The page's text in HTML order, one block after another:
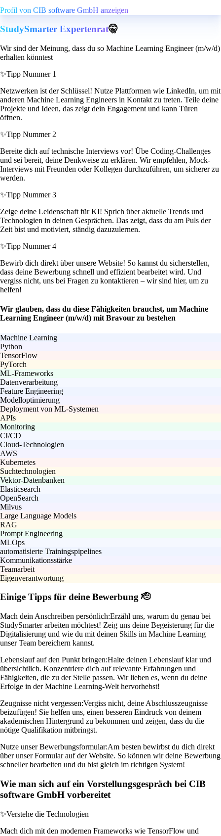
Profil von CIB software GmbH anzeigen
StudySmarter Expertenrat🤫
Wir sind der Meinung, dass du so Machine Learning Engineer (m/w/d)
erhalten könntest
✨Tipp Nummer 1
Netzwerken ist der Schlüssel! Nutze Plattformen wie LinkedIn, um mit
anderen Machine Learning Engineers in Kontakt zu treten. Teile deine
Projekte und Ideen, das zeigt dein Engagement und kann Türen
öffnen.
✨Tipp Nummer 2
Bereite dich auf technische Interviews vor! Übe Coding-Challenges
und sei bereit, deine Denkweise zu erklären. Wir empfehlen, Mock-
Interviews mit Freunden oder Kollegen durchzuführen, um sicherer zu
werden.
✨Tipp Nummer 3
Zeige deine Leidenschaft für KI! Sprich über aktuelle Trends und
Technologien in deinen Gesprächen. Das zeigt, dass du am Puls der
Zeit bist und motiviert, ständig dazuzulernen.
✨Tipp Nummer 4
Bewirb dich direkt über unsere Website! So kannst du sicherstellen,
dass deine Bewerbung schnell und effizient bearbeitet wird. Und
vergiss nicht, uns bei Fragen zu kontaktieren – wir sind hier, um zu
helfen!
Wir glauben, dass du diese Fähigkeiten brauchst, um Machine
Learning Engineer (m/w/d) mit Bravour zu bestehen
Machine Learning
Python
TensorFlow
PyTorch
ML-Frameworks
Datenverarbeitung
Feature Engineering
Modelloptimierung
Deployment von ML-Systemen
APIs
Monitoring
CI/CD
Cloud-Technologien
AWS
Kubernetes
Suchtechnologien
Vektor-Datenbanken
Elasticsearch
OpenSearch
Milvus
Large Language Models
RAG
Prompt Engineering
MLOps
automatisierte Trainingspipelines
Kommunikationsstärke
Teamarbeit
Eigenverantwortung
Einige Tipps für deine Bewerbung 🫡
Mach dein Anschreiben persönlich:Erzähl uns, warum du genau bei
StudySmarter arbeiten möchtest! Zeig uns deine Begeisterung für die
Digitalisierung und wie du mit deinen Skills im Machine Learning
unser Team bereichern kannst.
Lebenslauf auf den Punkt bringen:Halte deinen Lebenslauf klar und
übersichtlich. Konzentriere dich auf relevante Erfahrungen und
Fähigkeiten, die zu der Stelle passen. Wir lieben es, wenn du deine
Erfolge in der Machine Learning-Welt hervorhebst!
Zeugnisse nicht vergessen:Vergiss nicht, deine Abschlusszeugnisse
beizufügen! Sie helfen uns, einen besseren Eindruck von deinem
akademischen Hintergrund zu bekommen und zeigen, dass du die
nötige Qualifikation mitbringst.
Nutze unser Bewerbungsformular:Am besten bewirbst du dich direkt
über unser Formular auf der Website. So können wir deine Bewerbung
schneller bearbeiten und du bist gleich im richtigen System!
Wie man sich auf ein Vorstellungsgespräch bei CIB
software GmbH vorbereitet
✨Verstehe die Technologien
Mach dich mit den modernen Frameworks wie TensorFlow und